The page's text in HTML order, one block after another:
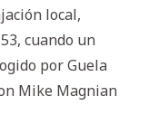
local,
cuando un
por Guela
Mike Magnian